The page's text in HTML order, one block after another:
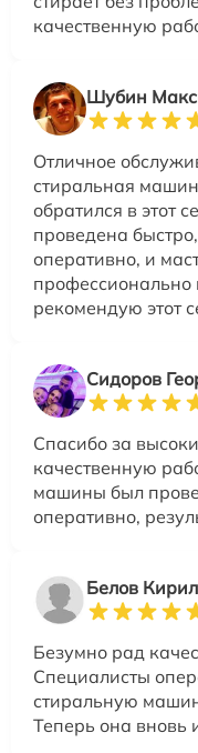
качественную
Шубин
Отличное
стиральная
обратился в этот
проведена
оперативно, и
рекомендую этот
Сидоров
Спасибо за
качественную
машины был
оперативно,
Белов
Безумно рад
Специалисты
стиральную
Теперь она вновь